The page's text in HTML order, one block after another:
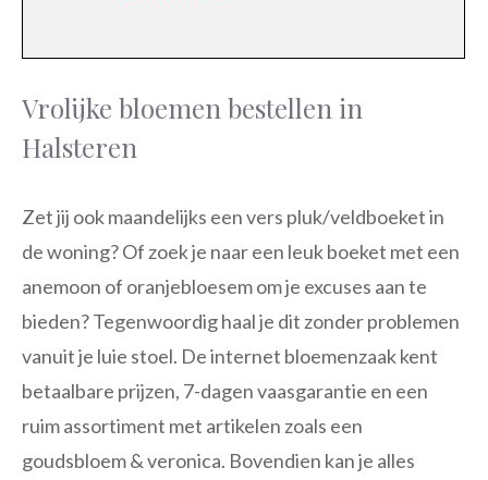
Vrolijke bloemen bestellen in
Halsteren
Zet jij ook maandelijks een vers pluk/veldboeket in
de woning? Of zoek je naar een leuk boeket met een
anemoon of oranjebloesem om je excuses aan te
bieden? Tegenwoordig haal je dit zonder problemen
vanuit je luie stoel. De internet bloemenzaak kent
betaalbare prijzen, 7-dagen vaasgarantie en een
ruim assortiment met artikelen zoals een
goudsbloem & veronica. Bovendien kan je alles